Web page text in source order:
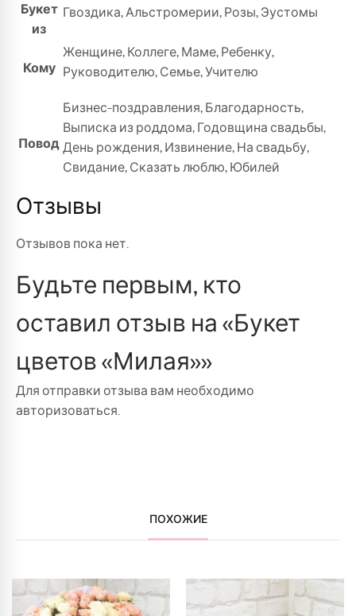
Букет
из
Гвоздика,Альстромерии,Розы,Эустомы
Кому
Женщине,Коллеге,Маме,Ребенку,
Руководителю,Семье,Учителю
Повод
Бизнес-поздравления,Благодарность,
Выписка из роддома,Годовщина свадьбы,
День рождения,Извинение,На свадьбу,
Свидание,Сказать люблю,Юбилей
Отзывы
Отзывов пока нет.
Будьте первым, кто
оставил отзыв на «Букет
цветов «Милая»»
Для отправки отзыва вам необходимо
авторизоваться.
ПОХОЖИЕ